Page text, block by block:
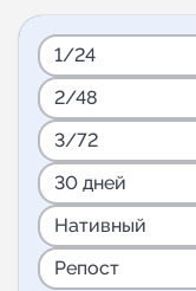
1/24
2/48
3/72
30 дней
Нативный
Репост